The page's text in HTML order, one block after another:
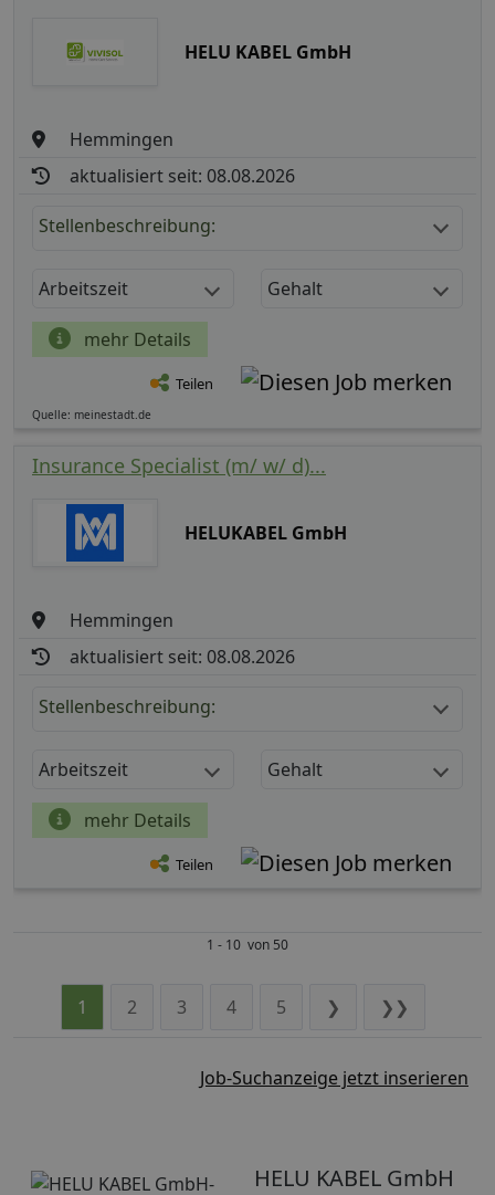
HELU KABEL GmbH
Hemmingen
aktualisiert seit: 08.08.2026
Stellenbeschreibung:
Arbeitszeit Gehalt
mehr Details
Teilen
Quelle: meinestadt.de
Insurance Specialist (m/ w/ d)...
HELUKABEL GmbH
Hemmingen
aktualisiert seit: 08.08.2026
Stellenbeschreibung:
Arbeitszeit Gehalt
mehr Details
Teilen
1 - 10 von 50
1 2 3 4 5 ❯ ❯❯
Job-Suchanzeige jetzt inserieren
HELU KABEL GmbH